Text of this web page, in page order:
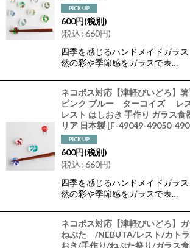
600円(税別)
(税込: 660円)
四季を感じるハンドメイドガラ
然の彩や季節感をガラスで表…
ネコポス対応【津軽びいどろ】
ピンク ブルー ターコイズ レ
レスト はしおき 手作り ガラス食
リア 日本製 [F-49049-49050-
600円(税別)
(税込: 660円)
四季を感じるハンドメイドガラ
然の彩や季節感をガラスで表…
ネコポス対応【津軽びいどろ】
ねぶた /NEBUTA/レスト/カト
おき/手作り/ねぶた祭り/ガラス